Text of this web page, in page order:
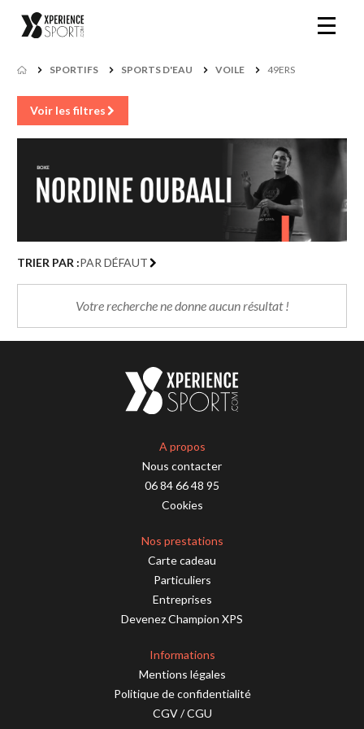
SPORTIFS SPORTS D'EAU VOILE 49ERS
Voir les filtres
TRIER PAR :PAR DÉFAUT
Votre recherche ne donne aucun résultat !
A propos
Nous contacter
06 84 66 48 95
Cookies
Nos prestations
Carte cadeau
Particuliers
Entreprises
Devenez Champion XPS
Informations
Mentions légales
Politique de confidentialité
CGV/CGU